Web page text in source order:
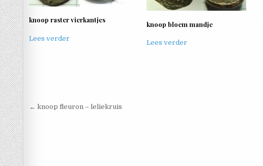
knoop raster vierkantjes
Lees verder
knoop bloem mandje
Lees verder
Berichtnavigatie
← knoop fleuron – leliekruis